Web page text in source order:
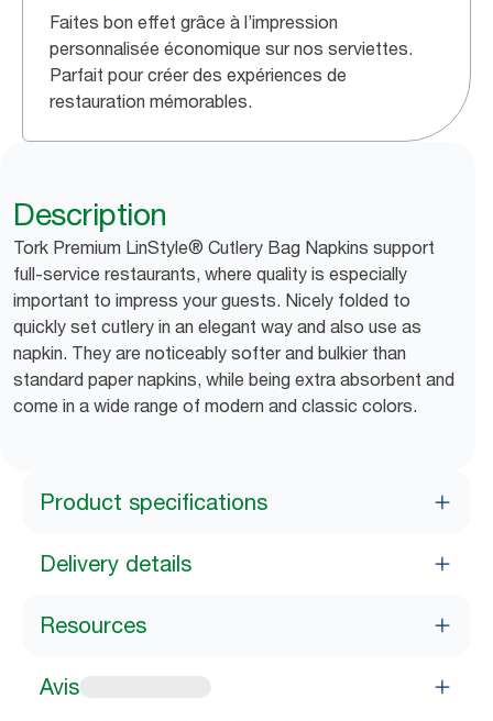
Faites bon effet grâce à l’impression
personnalisée économique sur nos serviettes.
Parfait pour créer des expériences de
restauration mémorables.
Description
Tork Premium LinStyle® Cutlery Bag Napkins support
full-service restaurants, where quality is especially
important to impress your guests. Nicely folded to
quickly set cutlery in an elegant way and also use as
napkin. They are noticeably softer and bulkier than
standard paper napkins, while being extra absorbent and
come in a wide range of modern and classic colors.
Product specifications
Delivery details
Resources
Avis